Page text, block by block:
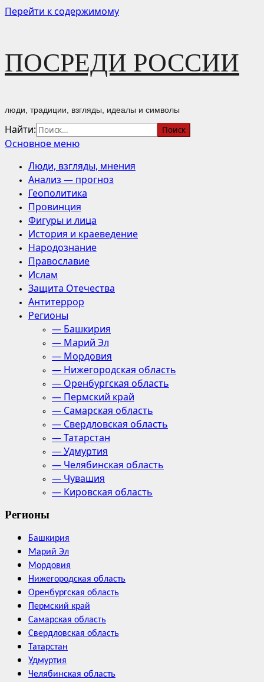
Перейти к содержимому
ПОСРЕДИ РОССИИ
люди, традиции, взгляды, идеалы и символы
Найти:
Основное меню
Люди, взгляды, мнения
Анализ — прогноз
Геополитика
Провинция
Фигуры и лица
История и краеведение
Народознание
Православие
Ислам
Защита Отечества
Антитеррор
Регионы
— Башкирия
— Марий Эл
— Мордовия
— Нижегородская область
— Оренбургская область
— Пермский край
— Самарская область
— Свердловская область
— Татарстан
— Удмуртия
— Челябинская область
— Чувашия
— Кировская область
Регионы
Башкирия
Марий Эл
Мордовия
Нижегородская область
Оренбургская область
Пермский край
Самарская область
Свердловская область
Татарстан
Удмуртия
Челябинская область